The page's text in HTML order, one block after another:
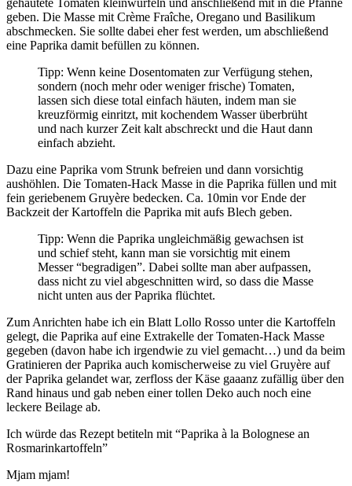
gehäutete Tomaten kleinwürfeln und anschließend mit in die Pfanne
geben. Die Masse mit Crème Fraîche, Oregano und Basilikum
abschmecken. Sie sollte dabei eher fest werden, um abschließend
eine Paprika damit befüllen zu können.
Tipp: Wenn keine Dosentomaten zur Verfügung stehen,
sondern (noch mehr oder weniger frische) Tomaten,
lassen sich diese total einfach häuten, indem man sie
kreuzförmig einritzt, mit kochendem Wasser überbrüht
und nach kurzer Zeit kalt abschreckt und die Haut dann
einfach abzieht.
Dazu eine Paprika vom Strunk befreien und dann vorsichtig
aushöhlen. Die Tomaten-Hack Masse in die Paprika füllen und mit
fein geriebenem Gruyère bedecken. Ca. 10min vor Ende der
Backzeit der Kartoffeln die Paprika mit aufs Blech geben.
Tipp: Wenn die Paprika ungleichmäßig gewachsen ist
und schief steht, kann man sie vorsichtig mit einem
Messer “begradigen”. Dabei sollte man aber aufpassen,
dass nicht zu viel abgeschnitten wird, so dass die Masse
nicht unten aus der Paprika flüchtet.
Zum Anrichten habe ich ein Blatt Lollo Rosso unter die Kartoffeln
gelegt, die Paprika auf eine Extrakelle der Tomaten-Hack Masse
gegeben (davon habe ich irgendwie zu viel gemacht…) und da beim
Gratinieren der Paprika auch komischerweise zu viel Gruyère auf
der Paprika gelandet war, zerfloss der Käse gaaanz zufällig über den
Rand hinaus und gab neben einer tollen Deko auch noch eine
leckere Beilage ab.
Ich würde das Rezept betiteln mit “Paprika à la Bolognese an
Rosmarinkartoffeln”
Mjam mjam!